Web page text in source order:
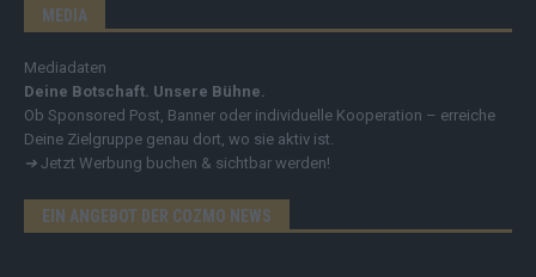
MEDIA
Mediadaten
Deine Botschaft. Unsere Bühne.
Ob Sponsored Post, Banner oder individuelle Kooperation – erreiche
Deine Zielgruppe genau dort, wo sie aktiv ist.
➔ Jetzt Werbung buchen & sichtbar werden!
EIN ANGEBOT DER COZMO NEWS